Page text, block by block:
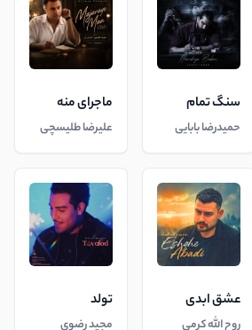
سنگ تمام
حمیدرضا بابایی
ماجرای منه
علیرضا طلیسچی
عشق ابدی
روح الله کرمی
تولد
مجید رضوی